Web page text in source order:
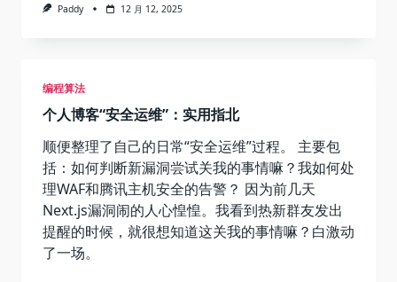
Paddy 12 月 12, 2025
编程算法
个人博客“安全运维”：实用指北
顺便整理了自己的日常“安全运维”过程。 主要包
括：如何判断新漏洞尝试关我的事情嘛？我如何处
理WAF和腾讯主机安全的告警？ 因为前几天
Next.js漏洞闹的人心惶惶。我看到热新群友发出
提醒的时候，就很想知道这关我的事情嘛？白激动
了一场。